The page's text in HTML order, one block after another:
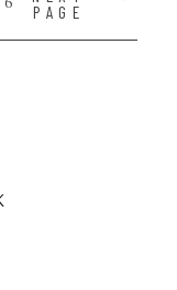
PAGE